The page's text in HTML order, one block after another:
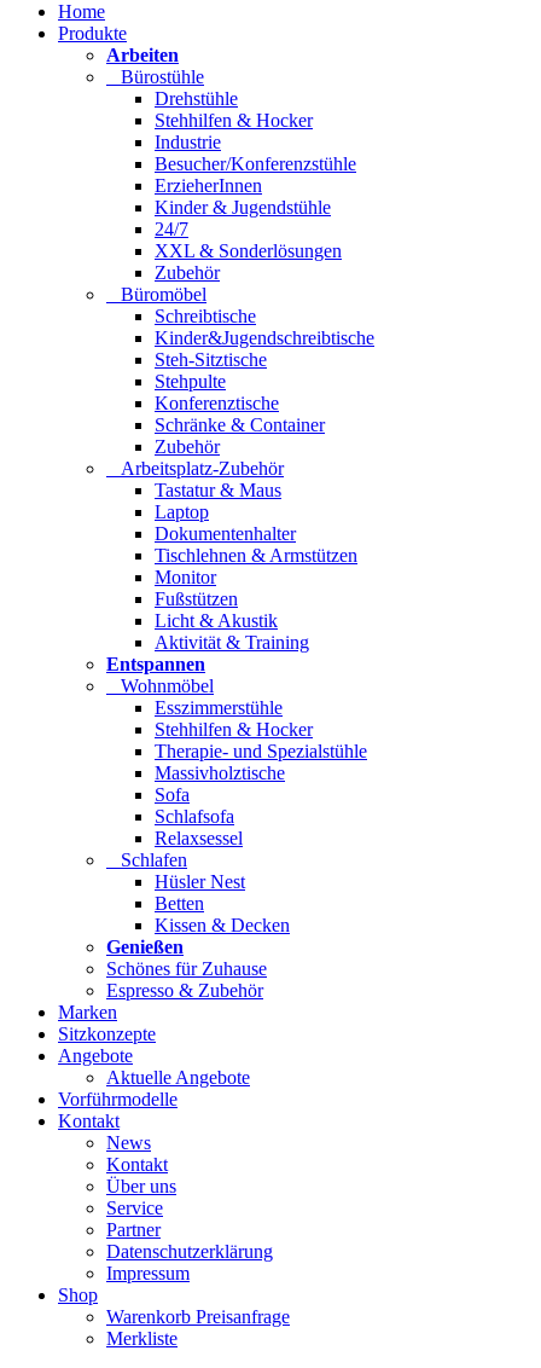
Home
Produkte
Arbeiten
Bürostühle
Drehstühle
Stehhilfen & Hocker
Industrie
Besucher/Konferenzstühle
ErzieherInnen
Kinder & Jugendstühle
24/7
XXL & Sonderlösungen
Zubehör
Büromöbel
Schreibtische
Kinder&Jugendschreibtische
Steh-Sitztische
Stehpulte
Konferenztische
Schränke & Container
Zubehör
Arbeitsplatz-Zubehör
Tastatur & Maus
Laptop
Dokumentenhalter
Tischlehnen & Armstützen
Monitor
Fußstützen
Licht & Akustik
Aktivität & Training
Entspannen
Wohnmöbel
Esszimmerstühle
Stehhilfen & Hocker
Therapie- und Spezialstühle
Massivholztische
Sofa
Schlafsofa
Relaxsessel
Schlafen
Hüsler Nest
Betten
Kissen & Decken
Genießen
Schönes für Zuhause
Espresso & Zubehör
Marken
Sitzkonzepte
Angebote
Aktuelle Angebote
Vorführmodelle
Kontakt
News
Kontakt
Über uns
Service
Partner
Datenschutzerklärung
Impressum
Shop
Warenkorb Preisanfrage
Merkliste